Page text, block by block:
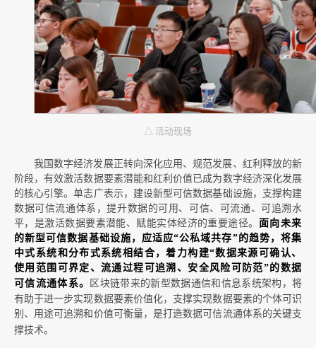
△ 活动现场
我国数字经济发展正转向深化应用、规范发展、红利释放的新
阶段，有效激活数据要素潜能和红利价值已成为数字经济深化发展
的核心引擎。单志广表示，建设新型可信数据基础设施，支撑构建
数据可信流通体系，提升数据的可用、可信、可流通、可追溯水
平，是激活数据要素潜能、赋能实体经济的重要途径。
面向未来
的新型可信数据基础设施，应适应“公私域共存”的趋势，将集
中式系统和分布式系统相结合，着力构建“数据来源可确认、
使用范围可界定、流通过程可追溯、安全风险可防范”的数据
可信流通体系。 区块链带来的新型数据通信和信息系统架构，将
有助于进一步实现数据要素价值化，支撑实现数据要素的个体可识
别、用途可追溯和价值可衡量，是打造数据可信流通体系的关键支
撑技术。